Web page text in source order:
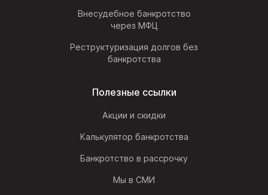
Внесудебное банкротство
через МФЦ
Реструктуризация долгов без
банкротства
Полезные ссылки
Акции и скидки
Калькулятор банкротства
Банкротство в рассрочку
Мы в СМИ